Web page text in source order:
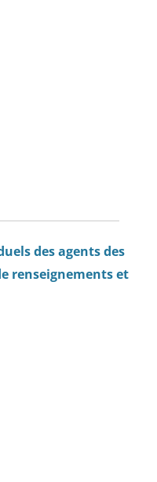
des agents des
renseignements et